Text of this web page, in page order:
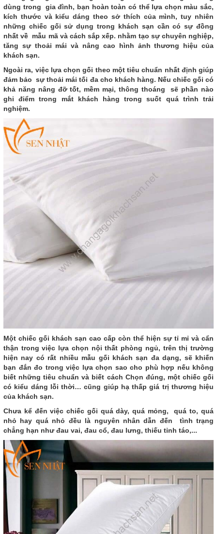
dùng trong gia đình, bạn hoàn toàn có thể lựa chọn màu sắc,
kích thước và kiểu dáng theo sở thích của mình, tuy nhiên
những chiếc gối sử dụng trong khách sạn cần có sự đồng
nhất về mẫu mã và cách sắp xếp. nhằm tạo sự chuyên nghiệp,
tăng sự thoải mái và nâng cao hình ảnh thương hiệu của
khách sạn.
Ngoài ra, việc lựa chọn gối theo một tiêu chuẩn nhất định giúp
đảm bảo sự thoải mái tối đa cho khách hàng. Nếu chiếc gối có
khả năng nâng đỡ tốt, mềm mại, thông thoáng sẽ phần nào
ghi điểm trong mắt khách hàng trong suốt quá trình trải
nghiệm.
Một chiếc gối khách sạn cao cấp còn thể hiện sự tỉ mỉ và cẩn
thận trong việc lựa chọn nội thất phòng ngủ, trên thị trường
hiện nay có rất nhiều mẫu gối khách sạn đa dạng, sẽ khiến
bạn đắn đo trong việc lựa chọn sao cho phù hợp nếu không
biết những tiêu chuẩn và biết cách Chọn đúng, một chiếc gối
có kiểu dáng lỗi thời… cũng giúp hạ thấp giá trị thương hiệu
của khách sạn.
Chưa kể đến việc chiếc gối quá dày, quá mỏng, quá to, quá
nhỏ hay quá nhỏ đều là nguyên nhân dẫn đến tình trạng
chẳng hạn như đau vai, đau cổ, đau lưng, thiếu tỉnh táo,...